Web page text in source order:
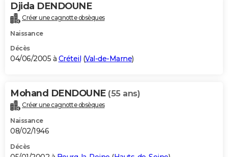
Djida DENDOUNE
Créer une cagnotte obsèques
Naissance
Décès
04/06/2005 à Créteil (Val-de-Marne)
Mohand DENDOUNE (55 ans)
Créer une cagnotte obsèques
Naissance
08/02/1946
Décès